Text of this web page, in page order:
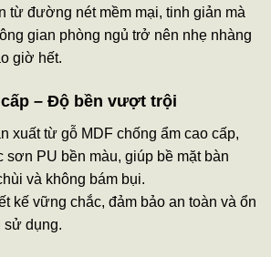
từ đường nét mềm mại, tinh giản mà
gian phòng ngủ trở nên nhẹ nhàng
giờ hết.
– Độ bền vượt trội
xuất từ gỗ MDF chống ẩm cao cấp,
sơn PU bền màu, giúp bề mặt bàn
và không bám bụi.
kế vững chắc, đảm bảo an toàn và ổn
sử dụng.